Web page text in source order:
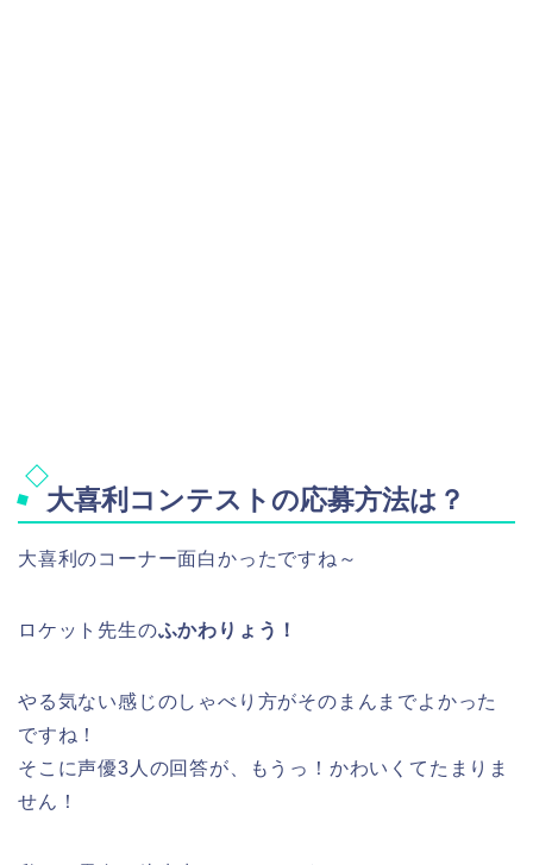
大喜利コンテストの応募方法は？
大喜利のコーナー面白かったですね～
ロケット先生のふかわりょう！
やる気ない感じのしゃべり方がそのまんまでよかった
ですね！
そこに声優3人の回答が、もうっ！かわいくてたまりま
せん！